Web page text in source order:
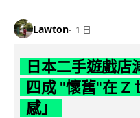
Lawton 1 日
日本二手遊戲店
四成 "懷舊"在 Z
感」